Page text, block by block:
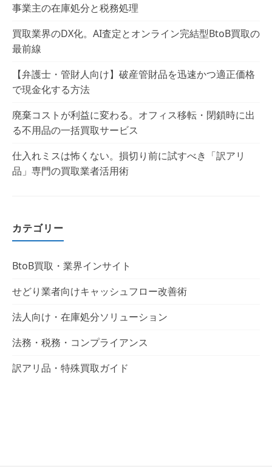
事業主の在庫処分と税務処理
買取業界のDX化。AI査定とオンライン完結型BtoB買取の
最前線
【弁護士・管財人向け】破産管財品を迅速かつ適正価格
で現金化する方法
廃棄コストが利益に変わる。オフィス移転・閉鎖時に出
る不用品の一括買取サービス
仕入れミスは怖くない。損切り前に試すべき「訳アリ
品」専門の買取業者活用術
カテゴリー
BtoB買取・業界インサイト
せどり業者向けキャッシュフロー改善術
法人向け・在庫処分ソリューション
法務・税務・コンプライアンス
訳アリ品・特殊買取ガイド